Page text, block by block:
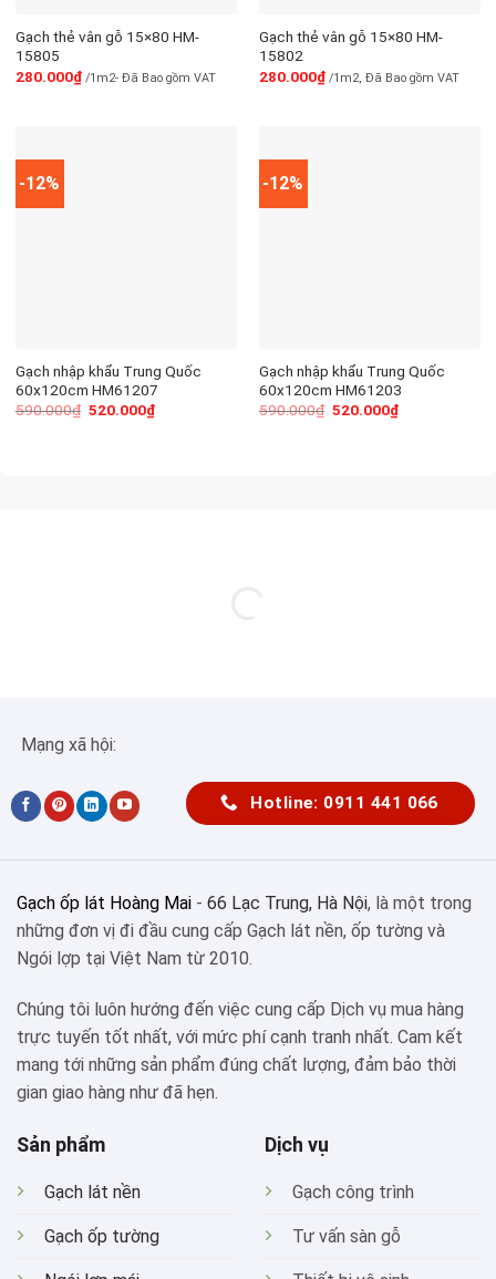
Gạch thẻ vân gỗ 15×80 HM-
15805
280.000₫/1m2- Đã Bao gồm VAT
Gạch thẻ vân gỗ 15×80 HM-
15802
280.000₫/1m2, Đã Bao gồm VAT
-12%
Gạch nhập khẩu Trung Quốc
60x120cm HM61207
590.000₫ 520.000₫
-12%
Gạch nhập khẩu Trung Quốc
60x120cm HM61203
590.000₫ 520.000₫
Mạng xã hội:
Hotline: 0911 441 066
Gạch ốp lát Hoàng Mai - 66 Lạc Trung, Hà Nội, là một trong
những đơn vị đi đầu cung cấp Gạch lát nền, ốp tường và
Ngói lợp tại Việt Nam từ 2010.
Chúng tôi luôn hướng đến việc cung cấp Dịch vụ mua hàng
trực tuyến tốt nhất, với mức phí cạnh tranh nhất. Cam kết
mang tới những sản phẩm đúng chất lượng, đảm bảo thời
gian giao hàng như đã hẹn.
Sản phẩm
Gạch lát nền
Gạch ốp tường
Dịch vụ
Gạch công trình
Tư vấn sàn gỗ